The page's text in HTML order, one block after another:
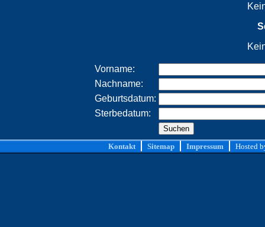
Vorname:
Nachname:
Geburtsdatum:
Sterbedatum:
Kontakt Sitemap Impressum Hosted